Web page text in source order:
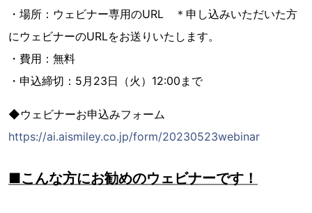
・場所：ウェビナー専用のURL ＊申し込みいただいた方
にウェビナーのURLをお送りいたします。
・費用：無料
・申込締切：5月23日（火）12:00まで
◆ウェビナーお申込みフォーム
https://ai.aismiley.co.jp/form/20230523webinar
■こんな方にお勧めのウェビナーです！